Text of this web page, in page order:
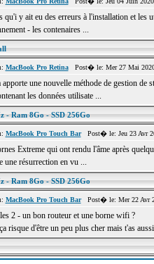
qu'i y ait eu des erreurs à l'installation et
- les contenaires ...
MacBook Pro RetinaPost� le: Mer 27 Mai
apporte une nouvelle méthode de gestion de
les données utilisate ...
- Ram 8Go - SSD 256Go
MacBook Pro Touch BarPost� le: Jeu 23 Avr
Extreme qui ont rendu l'âme après
une résurrection en vu ...
- Ram 8Go - SSD 256Go
MacBook Pro Touch BarPost� le: Mer 22 Avr
2 - un bon routeur et une borne wifi ?
risque d'être un peu plus cher mais t'as